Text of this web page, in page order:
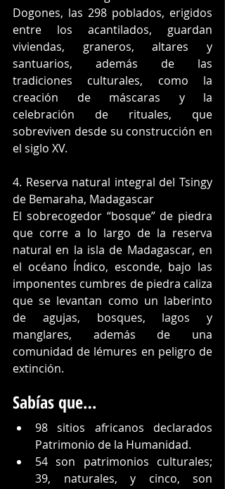
Dogones, las 298 poblados, erigidos
entre los acantilados, guardan
viviendas, graneros, altares y
santuarios, además de las
tradiciones culturales, como la
creación de máscaras y la
celebración de rituales, que
sobreviven desde su construcción en
el siglo XV.
4. Reserva natural integral del Tsingy
de Bemaraha, Madagascar
El sobrecogedor “bosque” de piedra
que corre a lo largo de la reserva
natural en la isla de Madagascar, en
el océano Índico, esconde, bajo las
imponentes cumbres de piedra caliza
que se levantan como un laberinto
de agujas, bosques, lagos y
manglares, además de una
comunidad de lémures en peligro de
extinción.
Sabías que…
98 sitios africanos declarados
Patrimonio de la Humanidad.
54 son patrimonios culturales;
39, naturales, y cinco, son